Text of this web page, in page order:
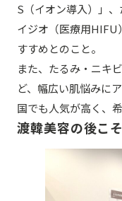
S（イオン導入）」
イジオ（医療用HIFU
すすめとのこと。
また、たるみ・ニキ
ど、幅広い肌悩みに
国でも人気が高く、
渡韓美容の後こ